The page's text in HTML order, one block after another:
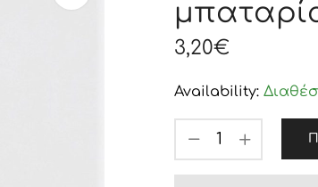
3,20€
Availability: